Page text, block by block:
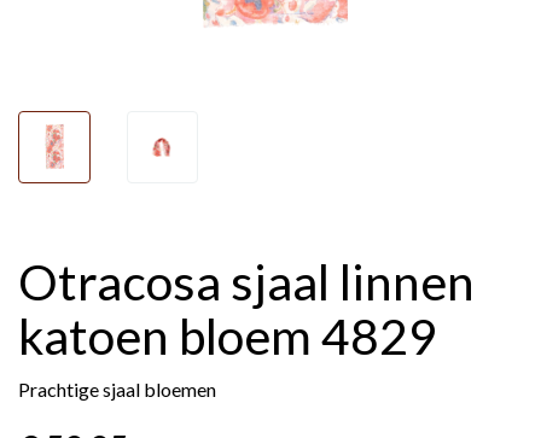
Otracosa sjaal linnen
katoen bloem 4829
Prachtige sjaal bloemen